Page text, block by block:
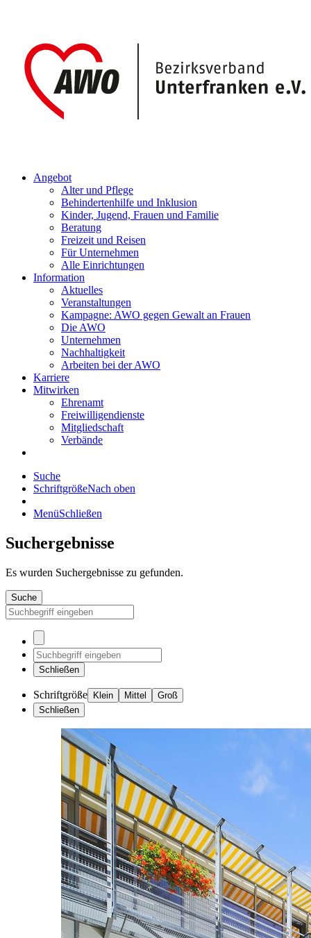
Angebot
Alter und Pflege
Behindertenhilfe und Inklusion
Kinder, Jugend, Frauen und Familie
Beratung
Freizeit und Reisen
Für Unternehmen
Alle Einrichtungen
Information
Aktuelles
Veranstaltungen
Kampagne: AWO gegen Gewalt an Frauen
Die AWO
Unternehmen
Nachhaltigkeit
Arbeiten bei der AWO
Karriere
Mitwirken
Ehrenamt
Freiwilligendienste
Mitgliedschaft
Verbände
Suche
SchriftgrößeNach oben
MenüSchließen
Suchergebnisse
Es wurden Suchergebnisse zu gefunden.
Suche
Schließen
Schriftgröße Klein Mittel
Groß
Schließen